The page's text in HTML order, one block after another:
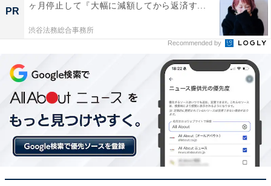
PR
ヶ月停止して『大幅に減額してから返済す...
渋谷法務総合事務所
Recommended by